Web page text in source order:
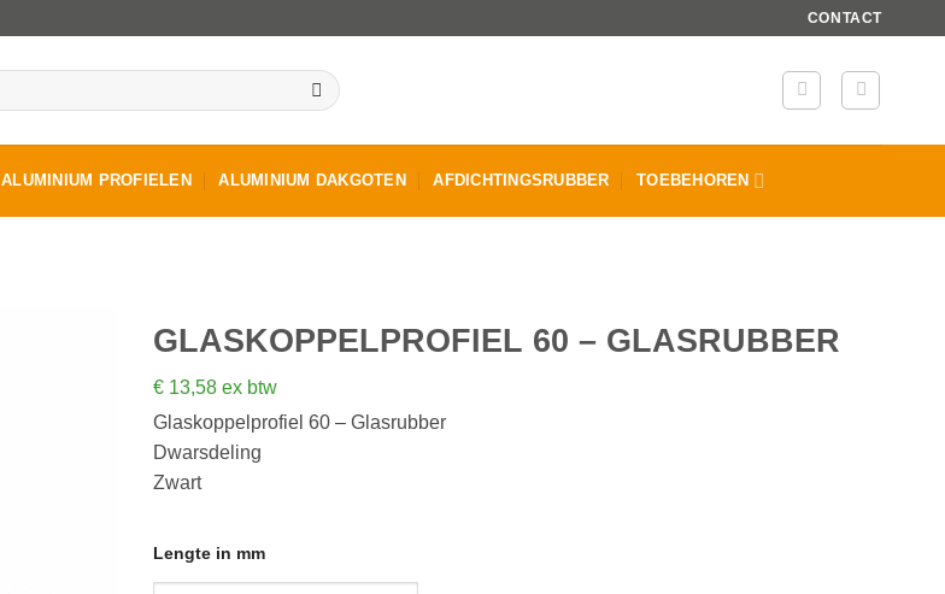
CONTACT
ALUMINIUM PROFIELEN ALUMINIUM DAKGOTEN AFDICHTINGSRUBBER TOEBEHOREN
GLASKOPPELPROFIEL 60 – GLASRUBBER
€ 13,58 ex btw
Glaskoppelprofiel 60 – Glasrubber
Dwarsdeling
Zwart
Lengte in mm